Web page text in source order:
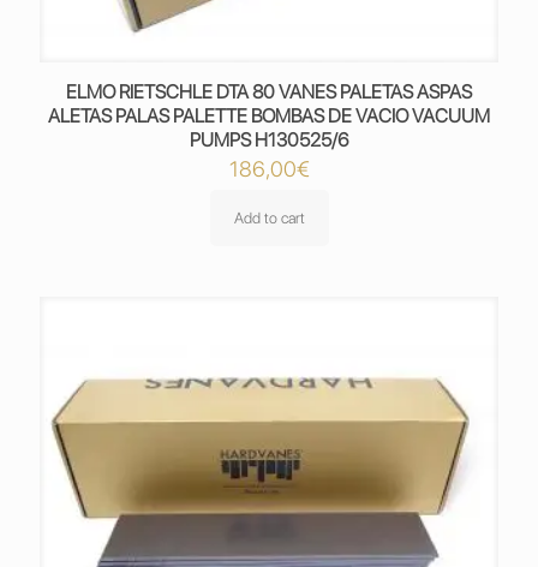
ELMO RIETSCHLE DTA 80 VANES PALETAS ASPAS
ALETAS PALAS PALETTE BOMBAS DE VACIO VACUUM
PUMPS H130525/6
186,00€
Add to cart